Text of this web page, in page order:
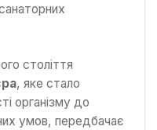
століття
, яке стало
організму до
умов, передбачає